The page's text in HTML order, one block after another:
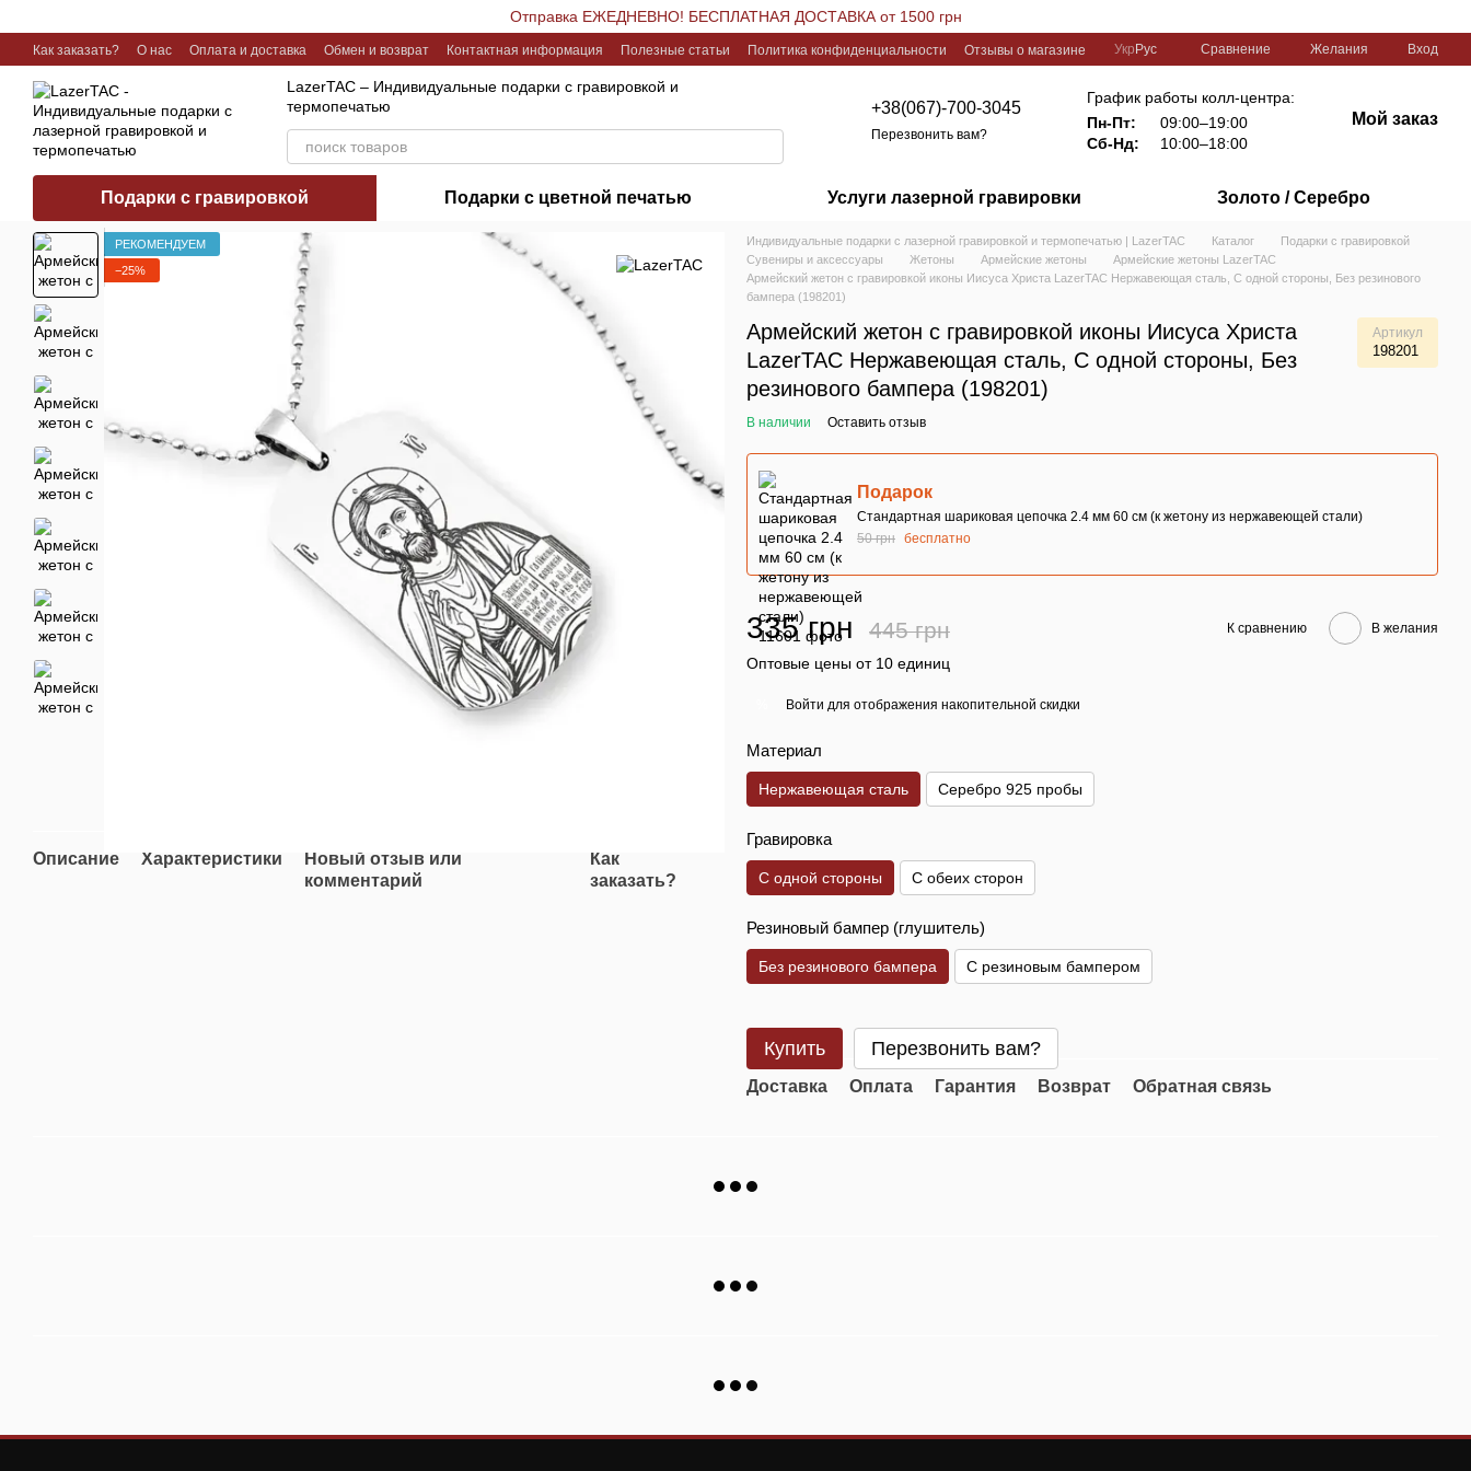
Отправка ЕЖЕДНЕВНО! БЕСПЛАТНАЯ ДОСТАВКА от 1500 грн
Как заказать? О нас Оплата и доставка Обмен и возврат Контактная информация Полезные статьи Политика конфиденциальности
Отзывы о магазине
Укр Рус Сравнение Желания Вход
LazerTAC – Индивидуальные подарки с гравировкой и
термопечатью
+38(067)-700-3045
Перезвонить вам?
График работы колл-центра:
Пн-Пт:
09:00–19:00
Сб-Нд:
10:00–18:00
Мой заказ
Подарки с гравировкой Подарки с цветной печатью Услуги лазерной гравировки Золото / Серебро
РЕКОМЕНДУЕМ
−25%
Описание Характеристики
Новый отзыв или
комментарий
Как
заказать?
Индивидуальные подарки с лазерной гравировкой и термопечатью | LazerTAC Каталог
Подарки с гравировкой
Сувениры и аксессуары
Жетоны Армейские жетоны
Армейские жетоны LazerTAC
Армейский жетон с гравировкой иконы Иисуса Христа LazerTAC Нержавеющая сталь, С одной стороны, Без резинового
бампера (198201)
Армейский жетон с гравировкой иконы Иисуса Христа
LazerTAC Нержавеющая сталь, С одной стороны, Без
резинового бампера (198201)
Артикул
198201
В наличии Оставить отзыв
Подарок
Стандартная шариковая цепочка 2.4 мм 60 см (к жетону из нержавеющей стали)
50 грн бесплатно
335 грн 445 грн К сравнению В желания
Оптовые цены от 10 единиц
Войти для отображения накопительной скидки
Материал
Нержавеющая сталь Серебро 925 пробы
Гравировка
С одной стороны С обеих сторон
Резиновый бампер (глушитель)
Без резинового бампера С резиновым бампером
Купить Перезвонить вам?
Доставка Оплата Гарантия Возврат Обратная связь